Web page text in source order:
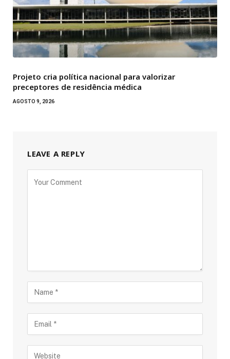
Projeto cria política nacional para valorizar
preceptores de residência médica
AGOSTO 9, 2026
LEAVE A REPLY